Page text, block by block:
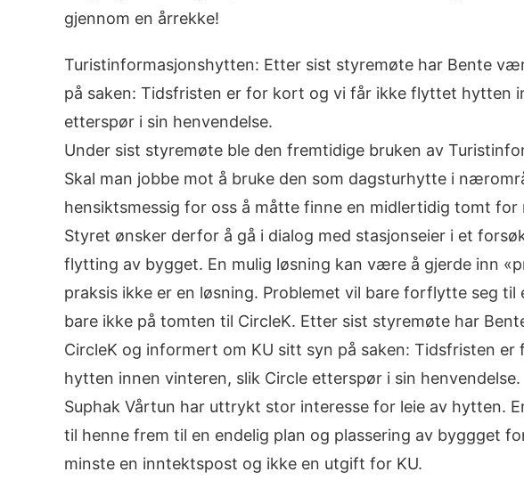
gjennom en årrekke!
Turistinformasjonshytten: Etter sist styremøte har Bente
på saken: Tidsfristen er for kort og vi får ikke flyttet hytten
etterspør i sin henvendelse.
Under sist styremøte ble den fremtidige bruken av
Skal man jobbe mot å bruke den som dagsturhytte i
hensiktsmessig for oss å måtte finne en midlertidig tomt for
Styret ønsker derfor å gå i dialog med stasjonseier i et
flytting av bygget. En mulig løsning kan være å gjerde inn
praksis ikke er en løsning. Problemet vil bare forflytte seg
bare ikke på tomten til CircleK. Etter sist styremøte har
CircleK og informert om KU sitt syn på saken: Tidsfristen
hytten innen vinteren, slik Circle etterspør i sin henvendelse.
Suphak Vårtun har uttrykt stor interesse for leie av hytten.
til henne frem til en endelig plan og plassering av byggget
minste en inntektspost og ikke en utgift for KU.